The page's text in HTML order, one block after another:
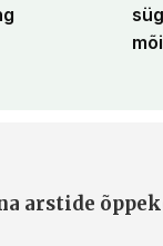
arstide